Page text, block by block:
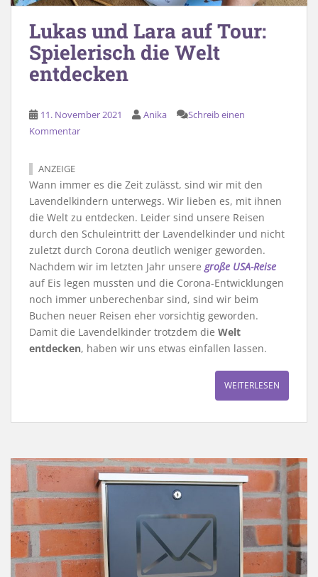
Lukas und Lara auf Tour:
Spielerisch die Welt
entdecken
11. November 2021 Anika
Schreib einen
Kommentar
ANZEIGE
Wann immer es die Zeit zulässt, sind wir mit den
Lavendelkindern unterwegs. Wir lieben es, mit ihnen
die Welt zu entdecken. Leider sind unsere Reisen
durch den Schuleintritt der Lavendelkinder und nicht
zuletzt durch Corona deutlich weniger geworden.
Nachdem wir im letzten Jahr unsere große USA-Reise
auf Eis legen mussten und die Corona-Entwicklungen
noch immer unberechenbar sind, sind wir beim
Buchen neuer Reisen eher vorsichtig geworden.
Damit die Lavendelkinder trotzdem die Welt
entdecken, haben wir uns etwas einfallen lassen.
WEITERLESEN